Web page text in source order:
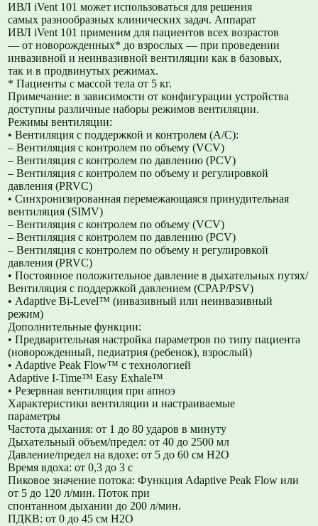
ИВЛ iVent 101 может использоваться для решения
самых разнообразных клинических задач. Аппарат
ИВЛ iVent 101 применим для пациентов всех возрастов
— от новорожденных* до взрослых — при проведении
инвазивной и неинвазивной вентиляции как в базовых,
так и в продвинутых режимах.
* Пациенты с массой тела от 5 кг.
Примечание: в зависимости от конфигурации устройства
доступны различные наборы режимов вентиляции.
Режимы вентиляции:
• Вентиляция с поддержкой и контролем (A/C):
– Вентиляция с контролем по объему (VCV)
– Вентиляция с контролем по давлению (PCV)
– Вентиляция с контролем по объему и регулировкой
давления (PRVC)
• Синхронизированная перемежающаяся принудительная
вентиляция (SIMV)
– Вентиляция с контролем по объему (VCV)
– Вентиляция с контролем по давлению (PCV)
– Вентиляция с контролем по объему и регулировкой
давления (PRVC)
• Постоянное положительное давление в дыхательных путях/
Вентиляция с поддержкой давлением (CPAP/PSV)
• Adaptive Bi-Level™ (инвазивный или неинвазивный
режим)
Дополнительные функции:
• Предварительная настройка параметров по типу пациента
(новорожденный, педиатрия (ребенок), взрослый)
• Adaptive Peak Flow™ с технологией
Adaptive I-Time™ Easy Exhale™
• Резервная вентиляция при апноэ
Характеристики вентиляции и настраиваемые
параметры
Частота дыхания: от 1 до 80 ударов в минуту
Дыхательный объем/предел: от 40 до 2500 мл
Давление/предел на вдохе: от 5 до 60 см H2O
Время вдоха: от 0,3 до 3 с
Пиковое значение потока: Функция Adaptive Peak Flow или
от 5 до 120 л/мин. Поток при
спонтанном дыхании до 200 л/мин.
ПДКВ: от 0 до 45 см H2O